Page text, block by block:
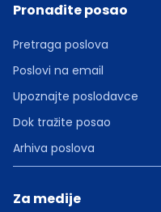
Pronađite posao
Pretraga poslova
Poslovi na email
Upoznajte poslodavce
Dok tražite posao
Arhiva poslova
Za medije